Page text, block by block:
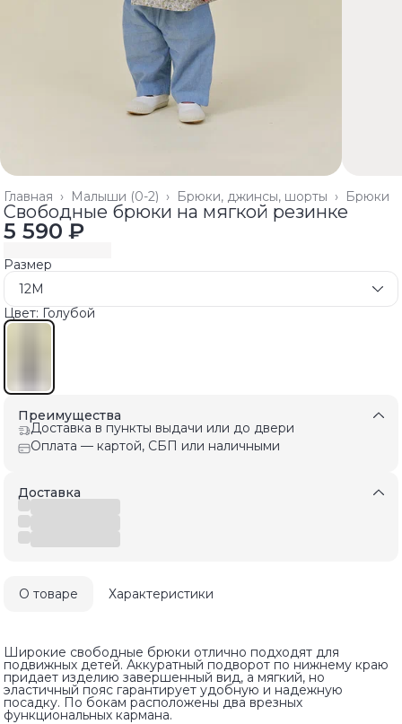
Брюки
Брюки, джинсы, шорты ›
Малыши (0-2) ›
Главная ›
Свободные брюки на мягкой резинке
5 590 ₽
Размер
12M
Цвет: Голубой
Преимущества
Доставка в пункты выдачи или до двери
Оплата — картой, СБП или наличными
Доставка
О товаре Характеристики
Широкие свободные брюки отлично подходят для
подвижных детей. Аккуратный подворот по нижнему краю
придает изделию завершенный вид, а мягкий, но
эластичный пояс гарантирует удобную и надежную
посадку. По бокам расположены два врезных
функциональных кармана.